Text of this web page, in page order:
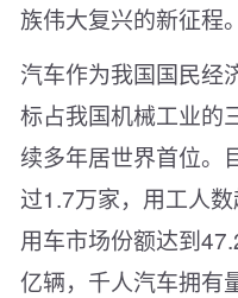
族伟大复兴的新征程。
汽车作为我国国民经
标占我国机械工业的
续多年居世界首位。
过1.7万家，用工人
用车市场份额达到
亿辆，千人汽车拥有